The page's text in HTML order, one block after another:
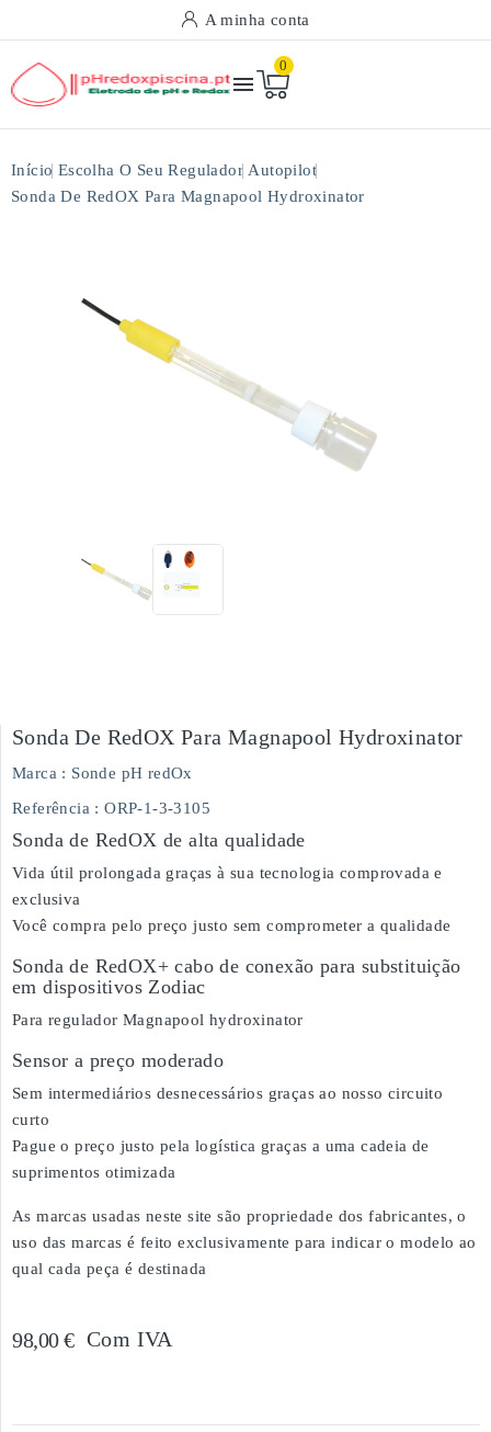
A minha conta

0
Início Escolha O Seu Regulador Autopilot
Sonda De RedOX Para Magnapool Hydroxinator
Sonda De RedOX Para Magnapool Hydroxinator
Marca : Sonde pH redOx
Referência : ORP-1-3-3105
Sonda de RedOX de alta qualidade
Vida útil prolongada graças à sua tecnologia comprovada e
exclusiva
Você compra pelo preço justo sem comprometer a qualidade
Sonda de RedOX+ cabo de conexão para substituição
em dispositivos Zodiac
Para regulador Magnapool hydroxinator
Sensor a preço moderado
Sem intermediários desnecessários graças ao nosso circuito
curto
Pague o preço justo pela logística graças a uma cadeia de
suprimentos otimizada
As marcas usadas neste site são propriedade dos fabricantes, o
uso das marcas é feito exclusivamente para indicar o modelo ao
qual cada peça é destinada
98,00 € Com IVA